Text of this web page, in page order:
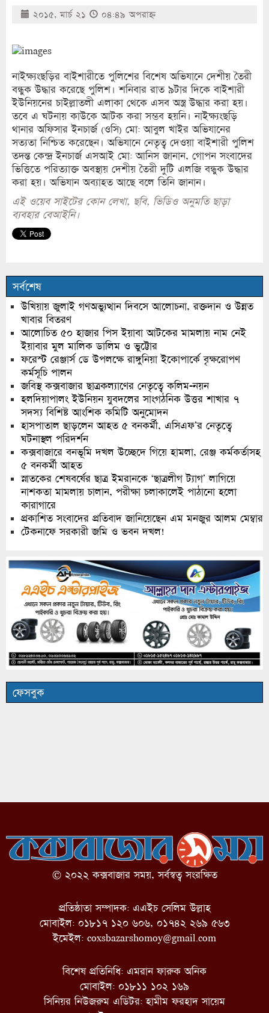
২০১৫, মার্চ ২১ ০৪:৪৯ অপরাহ্ণ
নাইক্ষ্যংছড়ির বাইশারীতে পুলিশের বিশেষ অভিযানে দেশীয় তৈরী
বন্ধুক উদ্ধার করেছে পুলিশ। শনিবার রাত ৯টার দিকে বাইশারী
ইউনিয়নের চাইল্লাতলী এলাকা থেকে এসব অস্ত্র উদ্ধার করা হয়।
তবে এ ঘটনায় কাউকে আটক করা সম্ভব হয়নি। নাইক্ষ্যংছড়ি
থানার অফিসার ইনচার্জ (ওসি) মো: আবুল খাইর অভিযানের
সত্যতা নিশ্চিত করেছেন। অভিযানে নেতৃত্ব দেওয়া বাইশারী পুলিশ
তদন্ত কেন্দ্র ইনচার্জ এসআই মো: আনিস জানান, গোপন সংবাদের
ভিত্তিতে পরিত্যাক্ত অবস্থায় দেশীয় তৈরী দুটি এলজি বন্ধুক উদ্ধার
করা হয়। অভিযান অব্যাহত আছে বলে তিনি জানান।
এই ওয়েব সাইটের কোন লেখা, ছবি, ভিডিও অনুমতি ছাড়া
ব্যবহার বেআইনি।
সর্বশেষ
উখিয়ায় জুলাই গণঅভ্যুত্থান দিবসে আলোচনা, রক্তদান ও উন্নত
খাবার বিতরণ
আলোচিত ৫০ হাজার পিস ইয়াবা আটকের মামলায় নাম নেই
ইয়াবার মুল মালিক ডালিম ও ভুট্টোর
ফরেস্ট রেঞ্জার্স ডে উপলক্ষে রাঙ্গুনিয়া ইকোপার্কে বৃক্ষরোপণ
কর্মসূচি পালন
জবিস্থ কক্সবাজার ছাত্রকল্যাণের নেতৃত্বে কলিম-নয়ন
হলদিয়াপালং ইউনিয়ন যুবদলের সাংগঠনিক উত্তর শাখার ৭
সদস্য বিশিষ্ট আংশিক কমিটি অনুমোদন
হাসপাতাল ছাড়লেন আহত ৫ বনকর্মী, এসিএফ’র নেতৃত্বে
ঘটনাস্থল পরিদর্শন
কক্সবাজারে বনভূমি দখল উচ্ছেদে গিয়ে হামলা, রেঞ্জ কর্মকর্তাসহ
৫ বনকর্মী আহত
স্নাতকের শেষবর্ষের ছাত্র ইমরানকে ‘ছাত্রলীগ ট্যাগ’ লাগিয়ে
নাশকতা মামলায় চালান, পরীক্ষা চলাকালেই পাঠানো হলো
কারাগারে
প্রকাশিত সংবাদের প্রতিবাদ জানিয়েছেন এম মনজুর আলম মেম্বার
টেকনাফে সরকারী জমি ও ভবন দখল!
ফেসবুক
© ২০২২ কক্সবাজার সময়, সর্বস্বত্ব সংরক্ষিত
প্রতিষ্ঠাতা সম্পাদক: এএইচ সেলিম উল্লাহ
মোবাইল: ০১৮১৭ ১২০ ৬০৬, ০১৭৪২ ২৬৯ ৫৬৩
ইমেইল: coxsbazarshomoy@gmail.com
বিশেষ প্রতিনিধি: এমরান ফারুক অনিক
মোবাইল: ০১৮১১ ১০২ ১৬৯
সিনিয়র নিউজরুম এডিটর: হামীম ফরহাদ সায়েম